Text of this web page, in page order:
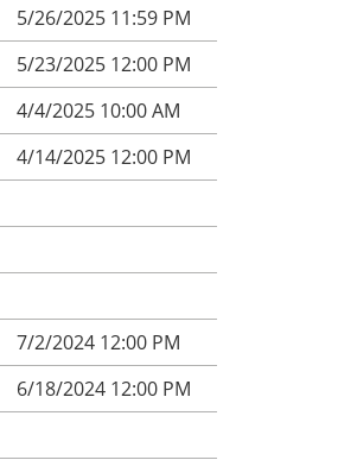
5/26/2025 11:59 PM
5/23/2025 12:00 PM
4/4/2025 10:00 AM
4/14/2025 12:00 PM
7/2/2024 12:00 PM
6/18/2024 12:00 PM